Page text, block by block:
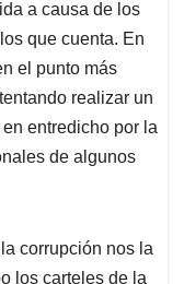
a causa de los
que cuenta. En
el punto más
realizar un
entredicho por la
de algunos
corrupción nos la
los carteles de la